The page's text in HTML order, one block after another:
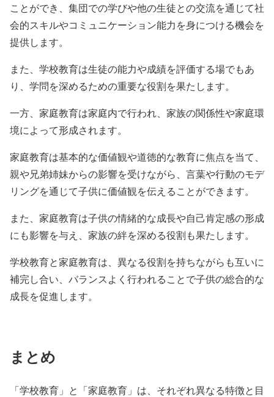
ことができ、集団での学びや他の生徒との交流を通じて社
会的スキルやコミュニケーション能力を身につける機会を
提供します。
また、学校教育は生徒の能力や成績を評価する場でもあ
り、学問を深めるための重要な役割を果たします。
一方、家庭教育は家庭内で行われ、家族の関係性や家庭環
境によって形成されます。
家庭教育は基本的な価値観や道徳的な教育に焦点を当て、
親や兄弟姉妹からの影響を受けながら、言葉や行動のモデ
リングを通じて子供に価値観を伝えることができます。
また、家庭教育は子供の情緒的な成長や自己肯定感の形成
にも影響を与え、家族の絆を深める役割も果たします。
学校教育と家庭教育は、異なる役割を持ちながらも互いに
補完し合い、バランスよく行われることで子供の総合的な
成長を促進します。
まとめ
「学校教育」と「家庭教育」は、それぞれ異なる特徴と目